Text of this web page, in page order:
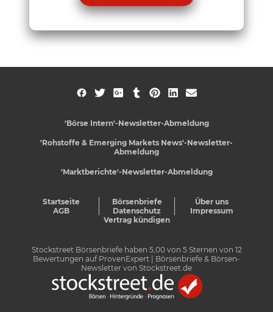
'Börse Intern'-Newsletter-Abmeldung
'Rohstoffe & Emerging Markets News'-Newsletter-
Abmeldung
'Marktberichte'-Newsletter-Abmeldung
Startseite Börsenbriefe
Über uns
AGB
Datenschutz
Impressum
Vertrag kündigen
Stockstreet Börsenbriefe haben 5,00von 5Sternen von 12
Bewertungen auf ProvenExpert
| Börsenbriefe & Börsen-
Newsletter von Stockstreet.de